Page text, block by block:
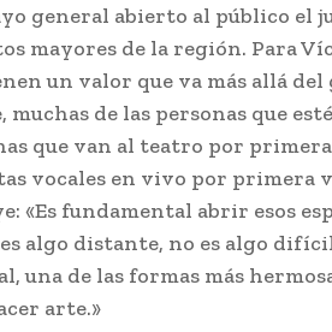
general abierto al público el
mayores de la región. Para
un valor que va más allá del
de las personas que
que van al teatro por primera
vocales en vivo por primera
«Es fundamental abrir esos
algo distante, no es algo
una de las formas más
arte.»